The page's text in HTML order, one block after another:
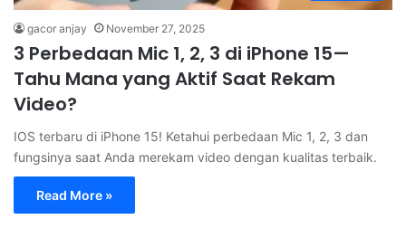
gacor anjay November 27, 2025
3 Perbedaan Mic 1, 2, 3 di iPhone 15—
Tahu Mana yang Aktif Saat Rekam
Video?
IOS terbaru di iPhone 15! Ketahui perbedaan Mic 1, 2, 3 dan
fungsinya saat Anda merekam video dengan kualitas terbaik.
Read More »